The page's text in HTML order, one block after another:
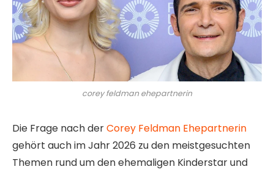
corey feldman ehepartnerin
Die Frage nach derCorey Feldman Ehepartnerin
gehört auch im Jahr 2026 zu den meistgesuchten
Themen rund um den ehemaligen Kinderstar und